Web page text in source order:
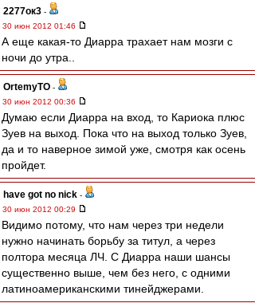
2277ок3 -
30 июн 2012 01:46
А еще какая-то Диарра трахает нам мозги с
ночи до утра..
OrtemyTO -
30 июн 2012 00:36
Думаю если Диарра на вход, то Кариока плюс
Зуев на выход. Пока что на выход только Зуев,
да и то наверное зимой уже, смотря как осень
пройдет.
have got no nick -
30 июн 2012 00:29
Видимо потому, что нам через три недели
нужно начинать борьбу за титул, а через
полтора месяца ЛЧ. С Диарра наши шансы
существенно выше, чем без него, с одними
латиноамериканскими тинейджерами.